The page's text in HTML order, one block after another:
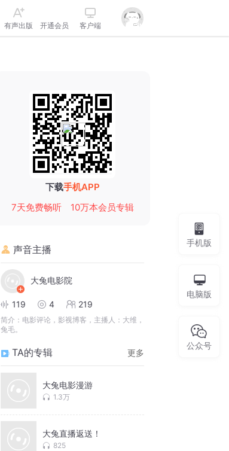
有声出版 开通会员 客户端
下载手机APP
7天免费畅听
10万本会员专辑
声音主播
大兔电影院
119 4 219
简介： 电影评论，影视博客，主播人：大维，
兔毛。
TA的专辑 更多
大兔电影漫游
1.3万
大兔直播返送！
825
手机版
电脑版
公众号